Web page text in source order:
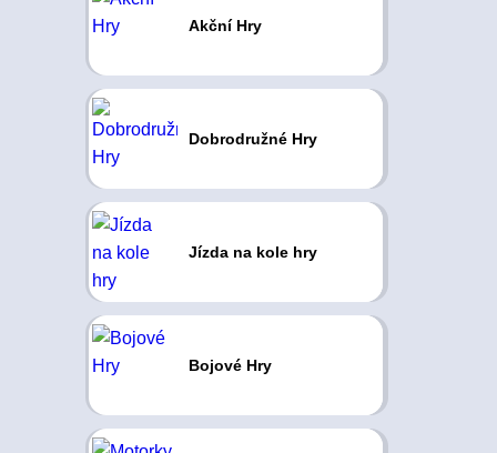
Akční Hry
Dobrodružné Hry
Jízda na kole hry
Bojové Hry